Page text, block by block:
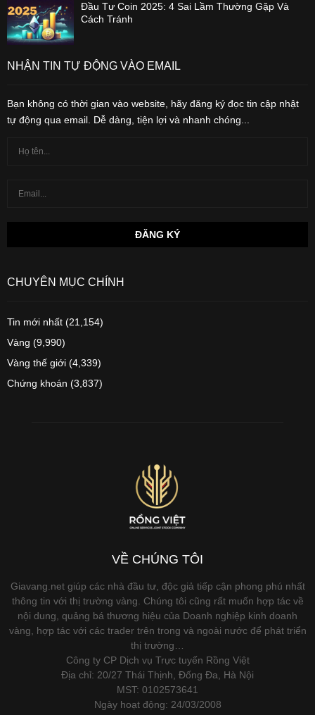
Đầu Tư Coin 2025: 4 Sai Lầm Thường Gặp Và
Cách Tránh
NHẬN TIN TỰ ĐỘNG VÀO EMAIL
Bạn không có thời gian vào website, hãy đăng ký đọc tin cập nhật
tự động qua email. Dễ dàng, tiện lợi và nhanh chóng...
CHUYÊN MỤC CHÍNH
Tin mới nhất (21,154)
Vàng (9,990)
Vàng thế giới (4,339)
Chứng khoán (3,837)
VỀ CHÚNG TÔI
Giavang.net giúp các nhà đầu tư, độc giả tiếp cận phong phú nhất
thông tin với thị trường vàng. Chúng tôi cũng rất muốn hợp tác về
nội dung, quảng bá thương hiệu của Doanh nghiệp kinh doanh
vàng, hợp tác với các trader trên trong và ngoài nước để phát triển
thị trường…
Công ty CP Dịch vụ Trực tuyến Rồng Việt
Địa chỉ: 20/27 Thái Thịnh, Đống Đa, Hà Nội
MST: 0102573641
Ngày hoạt động: 24/03/2008